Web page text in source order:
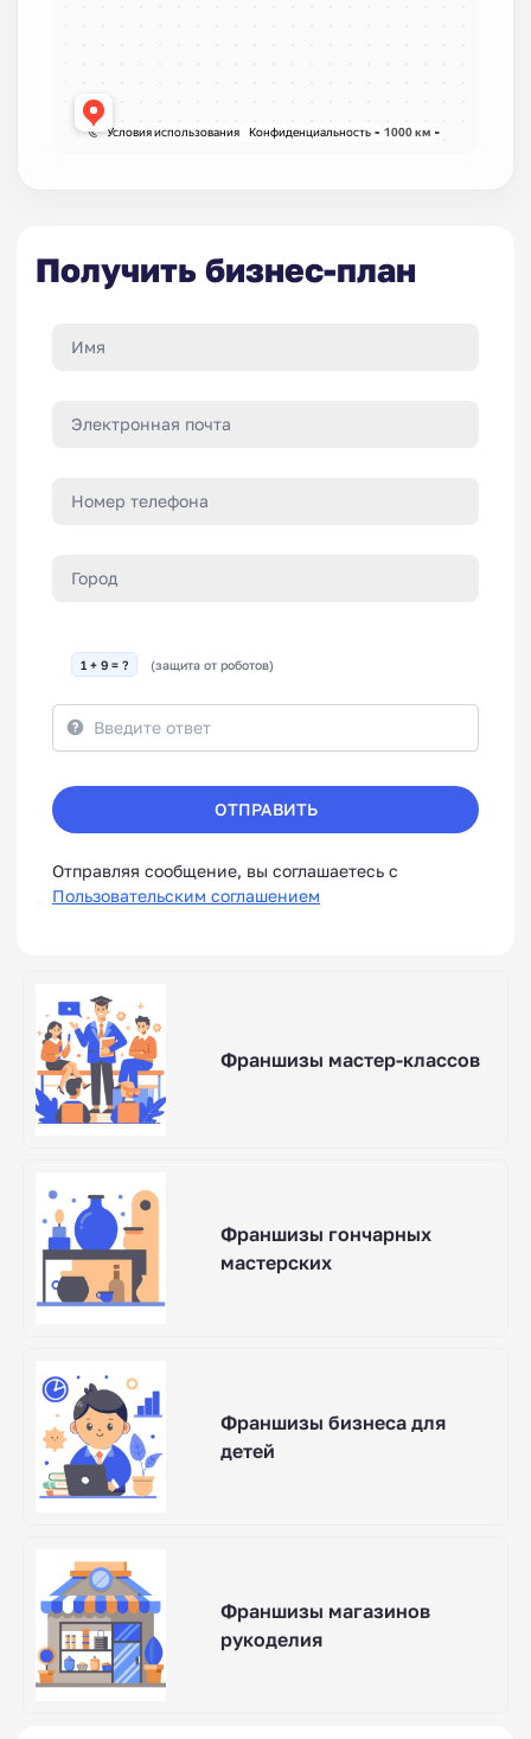
Получить бизнес-план
1 + 9 = ? (защита от роботов)
ОТПРАВИТЬ
Отправляя сообщение, вы соглашаетесь с
Пользовательским соглашением
Франшизы мастер-классов
Франшизы гончарных
мастерских
Франшизы бизнеса для
детей
Франшизы магазинов
рукоделия